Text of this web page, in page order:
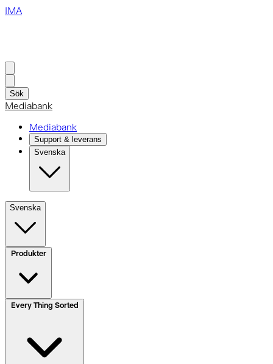
IMA
Sök
Mediabank
Mediabank
Support & leverans
Svenska
Svenska
Produkter